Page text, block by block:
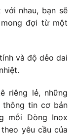
với nhau, bạn sẽ
đợi từ một
và độ dẻo dai
riêng lẻ, những
thông tin cơ bản
mỗi Dòng Inox
yêu cầu của